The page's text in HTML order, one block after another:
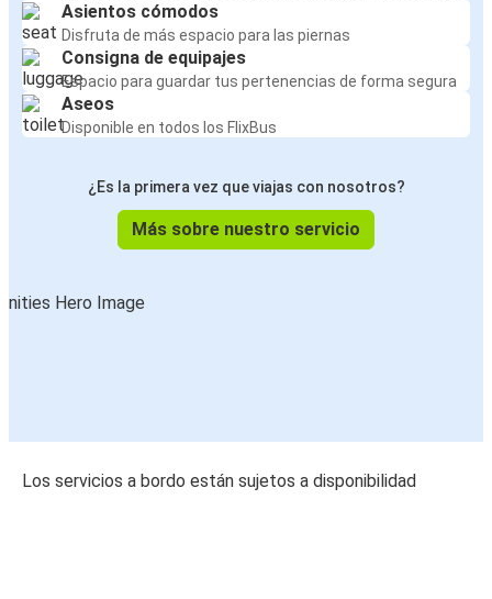
Asientos cómodos
Disfruta de más espacio para las piernas
Consigna de equipajes
Espacio para guardar tus pertenencias de forma segura
Aseos
Disponible en todos los FlixBus
¿Es la primera vez que viajas con nosotros?
Más sobre nuestro servicio
Los servicios a bordo están sujetos a disponibilidad